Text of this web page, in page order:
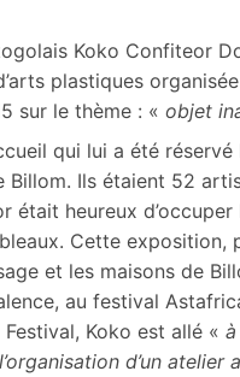
Koko Confiteor
plastiques
sur le thème : « objet
qui lui a été
Ils étaient 52
était heureux d’occuper
Cette
et les maisons de
au festival
Koko est allé «
d’un